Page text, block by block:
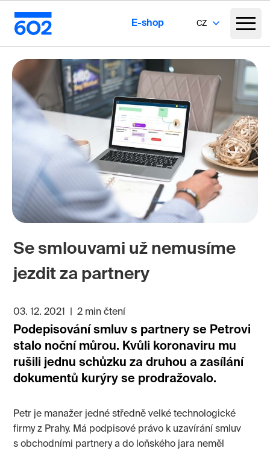
E-shop CZ
Se smlouvami už nemusíme
jezdit za partnery
03. 12. 2021 2 min čtení
Podepisování smluv s partnery se Petrovi
stalo noční můrou. Kvůli koronaviru mu
rušili jednu schůzku za druhou a zasílání
dokumentů kurýry se prodražovalo.
Petr je manažer jedné středně velké technologické
firmy z Prahy. Má podpisové právo k uzavírání smluv
s obchodními partnery a do loňského jara neměl